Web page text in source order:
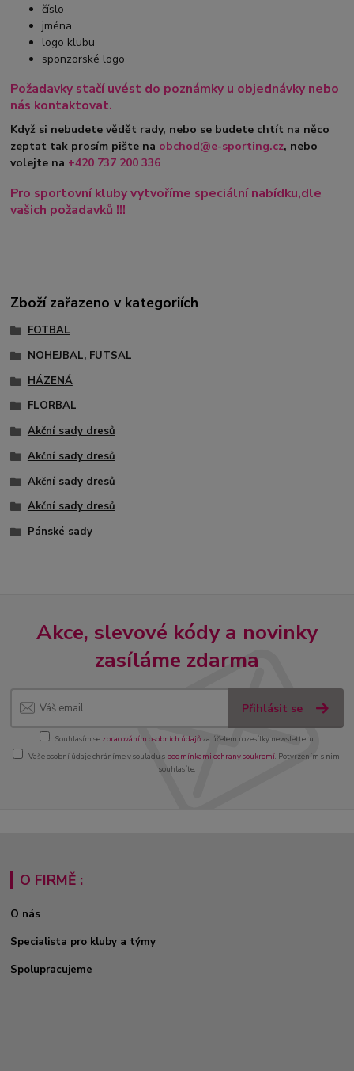
číslo
jména
logo klubu
sponzorské logo
Požadavky stačí uvést do poznámky u objednávky nebo
nás kontaktovat.
Když si nebudete vědět rady, nebo se budete chtít na něco
zeptat tak prosím pište na obchod@e-sporting.cz, nebo
volejte na +420 737 200 336
Pro sportovní kluby vytvoříme speciální nabídku,dle
vašich požadavků !!!
Zboží zařazeno v kategoriích
FOTBAL
NOHEJBAL, FUTSAL
HÁZENÁ
FLORBAL
Akční sady dresů
Akční sady dresů
Akční sady dresů
Akční sady dresů
Pánské sady
Akce, slevové kódy a novinky
zasíláme zdarma
Přihlásit se
Souhlasím se zpracováním osobních údajůza účelem rozesílky newsletteru.
Vaše osobní údaje chráníme v souladu s podmínkami ochrany soukromí. Potvrzením s nimi
souhlasíte.
O FIRMĚ :
O nás
Specialista pro kluby a týmy
Spolupracujeme